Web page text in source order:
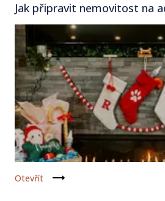
Jak připravit nemovitost na
Otevřít